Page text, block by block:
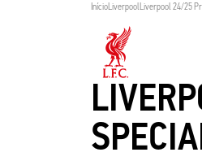
InícioLiverpoolLiverpool 24/25